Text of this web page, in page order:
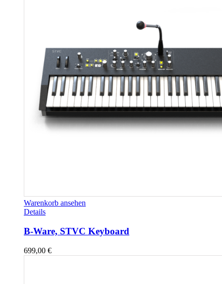
Warenkorb ansehen
Details
B-Ware, STVC Keyboard
699,00 €